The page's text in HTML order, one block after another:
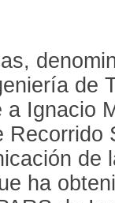
de
a Ignacio
Recorrido
de
ha